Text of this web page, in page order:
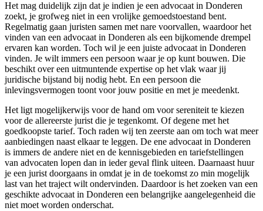
Het mag duidelijk zijn dat je indien je een advocaat in Donderen
zoekt, je grofweg niet in een vrolijke gemoedstoestand bent.
Regelmatig gaan juristen samen met nare voorvallen, waardoor het
vinden van een advocaat in Donderen als een bijkomende drempel
ervaren kan worden. Toch wil je een juiste advocaat in Donderen
vinden. Je wilt immers een persoon waar je op kunt bouwen. Die
beschikt over een uitmuntende expertise op het vlak waar jij
juridische bijstand bij nodig hebt. En een persoon die
inlevingsvermogen toont voor jouw positie en met je meedenkt.
Het ligt mogelijkerwijs voor de hand om voor sereniteit te kiezen
voor de allereerste jurist die je tegenkomt. Of degene met het
goedkoopste tarief. Toch raden wij ten zeerste aan om toch wat meer
aanbiedingen naast elkaar te leggen. De ene advocaat in Donderen
is immers de andere niet en de kennisgebieden en tariefstellingen
van advocaten lopen dan in ieder geval flink uiteen. Daarnaast huur
je een jurist doorgaans in omdat je in de toekomst zo min mogelijk
last van het traject wilt ondervinden. Daardoor is het zoeken van een
geschikte advocaat in Donderen een belangrijke aangelegenheid die
niet moet worden onderschat.